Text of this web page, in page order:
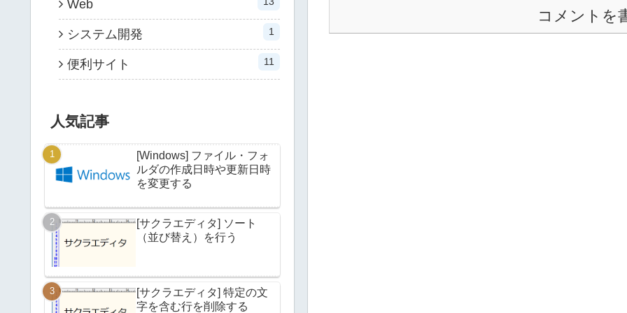
コメントを
Web
システム開発 1
便利サイト 11
人気記事
[Windows] ファイル・フォ
ルダの作成日時や更新日時
を変更する
[サクラエディタ] ソート
（並び替え）を行う
[サクラエディタ] 特定の文
字を含む行を削除する